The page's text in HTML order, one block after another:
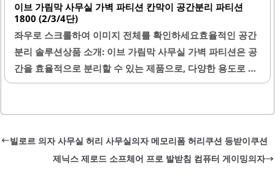
로 활용할 수 있는 점이 큰 장점입니다. 튼튼한 구조로 제작되
어 안정감이 뛰어나며, 위에 작은 모니터나 스피커를 올려두
는 용도로도 적합합니다.이 장식장은 화이트와 블랙의 조화
로 세련된 느낌을 주며, 다양한 인테리어 스타일과 잘 어울립
니다. 제품의 크기는 공간에 맞춰 적절하게 설계되어 있어,..
이브 가림막 사무실 가벽 파티션 칸막이 공간분리 파티션
1800 (2/3/4단)
좌우로 스크롤하여 이미지 전체를 확인하세요효율적인 공간
분리 솔루션상품 소개: 이브 가림막 사무실 가벽 파티션은 공
간을 효율적으로 분리할 수 있는 제품으로, 다양한 용도로 활
용할 수 있습니다. 이 제품은 1800mm의 높이를 제공하여 사
니다. 가벼운 캔버스 재질로 제작되어 이동이 용이하며, 설치
가 간편하여 누구나 쉽게 조립할 수 있습니다.또한, 암막 효과
유용합니다. 디자인은 심플하면서도 세련되어 다양한 인테리
빌로르 의자 사무실 허리 사무실의자 메모리폼 허리쿠션 등받이쿠션
제닉스 제로드 소프체어 프로 발받침 컴퓨터 게이밍의자